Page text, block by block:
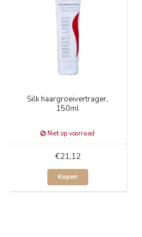
Silk haargroeivertrager,
150ml
Niet op voorraad
€21,12
Kopen